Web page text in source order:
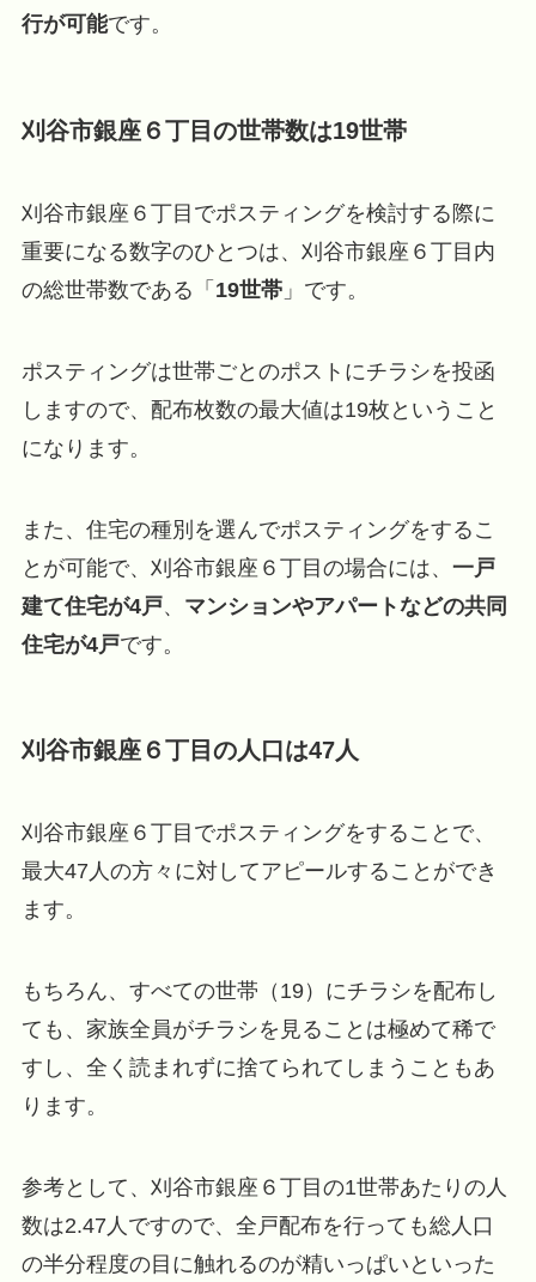
行が可能です。
刈谷市銀座６丁目の世帯数は19世帯
刈谷市銀座６丁目でポスティングを検討する際に
重要になる数字のひとつは、刈谷市銀座６丁目内
の総世帯数である「 19世帯」です。
ポスティングは世帯ごとのポストにチラシを投函
しますので、配布枚数の最大値は19枚ということ
になります。
また、住宅の種別を選んでポスティングをするこ
とが可能で、刈谷市銀座６丁目の場合には、 一戸
建て住宅が4戸、 マンションやアパートなどの共同
住宅が4戸です。
刈谷市銀座６丁目の人口は47人
刈谷市銀座６丁目でポスティングをすることで、
最大47人の方々に対してアピールすることができ
ます。
もちろん、すべての世帯（19）にチラシを配布し
ても、家族全員がチラシを見ることは極めて稀で
すし、全く読まれずに捨てられてしまうこともあ
ります。
参考として、刈谷市銀座６丁目の1世帯あたりの人
数は2.47人ですので、全戸配布を行っても総人口
の半分程度の目に触れるのが精いっぱいといった